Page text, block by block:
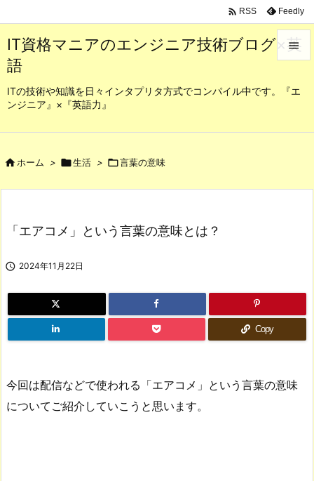
IT資格マニアのエンジニア技術ブログ×英
語
ITの技術や知識を日々インタプリタ方式でコンパイル中です。『エ
ンジニア』×『英語力』

メニュ
 RSS Feedly
ホーム > 生活 > 言葉の意味
「エアコメ」という言葉の意味とは？
 2024年11月22日
Copy
今回は配信などで使われる「エアコメ」という言葉の意味
についてご紹介していこうと思います。